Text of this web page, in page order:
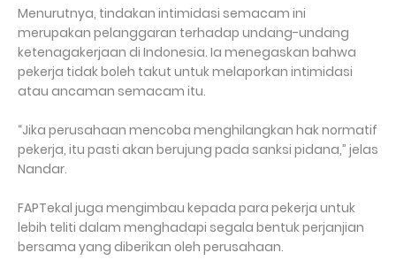
Menurutnya, tindakan intimidasi semacam ini
merupakan pelanggaran terhadap undang-undang
ketenagakerjaan di Indonesia. Ia menegaskan bahwa
pekerja tidak boleh takut untuk melaporkan intimidasi
atau ancaman semacam itu.
“Jika perusahaan mencoba menghilangkan hak normatif
pekerja, itu pasti akan berujung pada sanksi pidana,” jelas
Nandar.
FAPTekal juga mengimbau kepada para pekerja untuk
lebih teliti dalam menghadapi segala bentuk perjanjian
bersama yang diberikan oleh perusahaan.